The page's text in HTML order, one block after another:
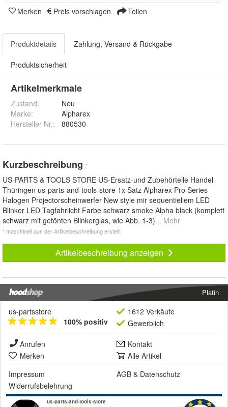
Merken Preis vorschlagen Teilen
Produktdetails Zahlung, Versand & Rückgabe
Produktsicherheit
Artikelmerkmale
Zustand:
Neu
Marke:
Alpharex
Hersteller Nr.:
880530
Kurzbeschreibung *
US-PARTS & TOOLS STORE US-Ersatz-und Zubehörteile Handel
Thüringen us-parts-and-tools-store 1x Satz Alpharex Pro Series
Halogen Projectorscheinwerfer New style mir sequentiellem LED
Blinker LED Tagfahrlicht Farbe schwarz smoke Alpha black (komplett
schwarz mit getönten Blinkerglas, wie Abb. 1-3)... Mehr
* maschinell aus der Artikelbeschreibung erstellt
Artikelbeschreibung anzeigen
Platin
us-partsstore
100% positiv
1612 Verkäufe
Gewerblich
Anrufen
Kontakt
Merken
Alle Artikel
Impressum
AGB & Datenschutz
Widerrufsbelehrung